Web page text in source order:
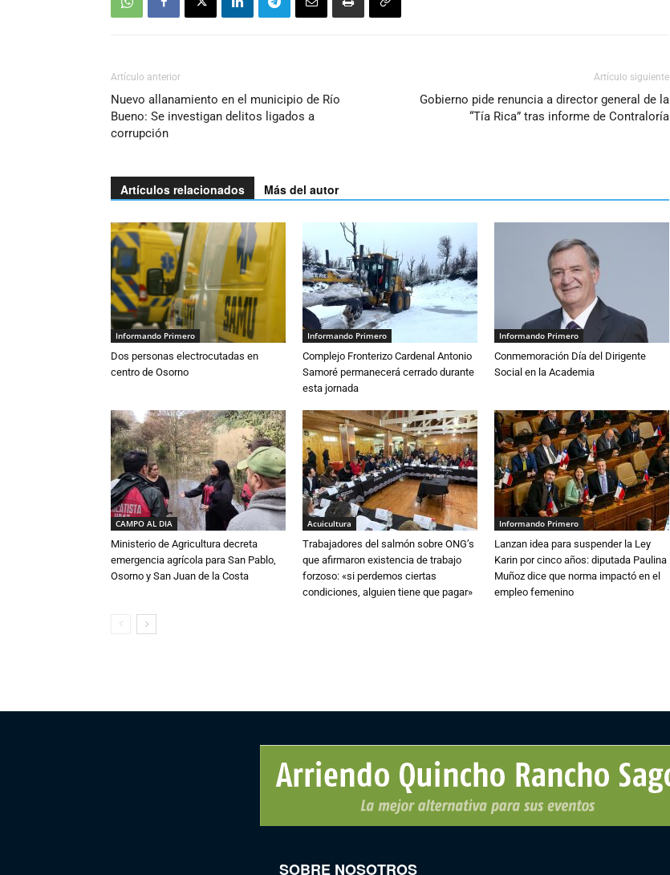
Artículo anterior
Nuevo allanamiento en el municipio de Río
Bueno: Se investigan delitos ligados a
corrupción
Artículo siguiente
Gobierno pide renuncia a director general de la
“Tía Rica” tras informe de Contraloría
Artículos relacionados Más del autor
Informando Primero
Dos personas electrocutadas en
centro de Osorno
Informando Primero
Complejo Fronterizo Cardenal Antonio
Samoré permanecerá cerrado durante
esta jornada
Informando Primero
Conmemoración Día del Dirigente
Social en la Academia
CAMPO AL DIA
Ministerio de Agricultura decreta
emergencia agrícola para San Pablo,
Osorno y San Juan de la Costa
Acuicultura
Trabajadores del salmón sobre ONG’s
que afirmaron existencia de trabajo
forzoso: «si perdemos ciertas
condiciones, alguien tiene que pagar»
Informando Primero
Lanzan idea para suspender la Ley
Karin por cinco años: diputada Paulina
Muñoz dice que norma impactó en el
empleo femenino
SOBRE NOSOTROS